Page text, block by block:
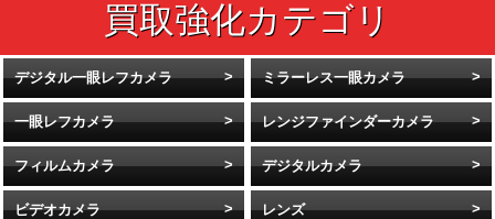
デジタル一眼レフカメラ ミラーレス一眼カメラ
一眼レフカメラ レンジファインダーカメラ
フィルムカメラ デジタルカメラ
ビデオカメラ レンズ